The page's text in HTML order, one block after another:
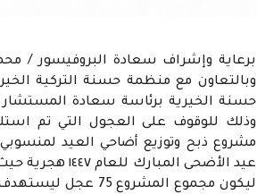
برعاية وإشراف سعادة البروفيسور /
وبالتعاون مع منظمة حسنة التركية
حسنة الخيرية برئاسة سعادة المستشار
مشروع ذبح وتوزيع أضاحي العيد